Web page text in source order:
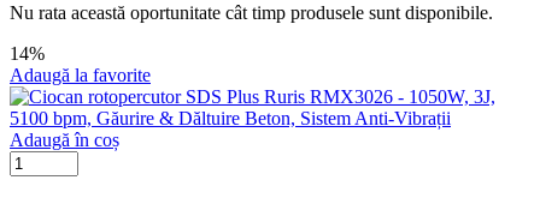
Nu rata această oportunitate cât timp produsele sunt disponibile.
14%
Adaugă la favorite
Adaugă în coș